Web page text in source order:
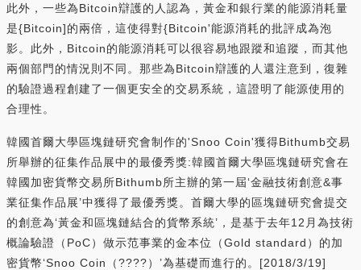
此外，一些為Bitcoin辯護的人認為，黃金和銀行業的能源消耗量
是{Bitcoin]的兩倍，這使得對{Bitcoin'能源消耗的批評成為泡
影。此外，Bitcoin的能源消耗可以很容易地跟蹤和追蹤，而其他
兩個部門的情況則不同。那些為Bitcoin辯護的人還注意到，復雜
的驗證過程創建了一個更安全的交易系統，這證明了能源使用的
合理性。
韓國首爾大學區塊鏈研究會制作的'Snoo Coin'獲得Bithumb交易
所舉辦的征集作品展中的最優秀獎:韓國首爾大學區塊鏈研究會在
韓國加密貨幣交易所Bithumb所主辦的第一屆‘金融技術創意&事
業征集作品展’中獲得了最優秀獎。首爾大學的區塊鏈研究會提交
的創意為‘黃金和區塊鏈結合的貨幣系統’，是基于去年12月為技術
概論驗證（PoC）做示范事業的金本位（Gold standard）的加
密貨幣‘Snoo Coin（????）’為基礎而進行的。[2018/3/19]